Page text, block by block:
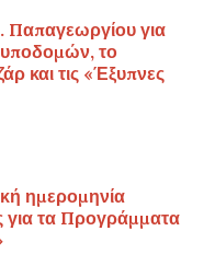
για
το
και τις «Έξυπνες
ημερομηνία
τα Προγράμματα